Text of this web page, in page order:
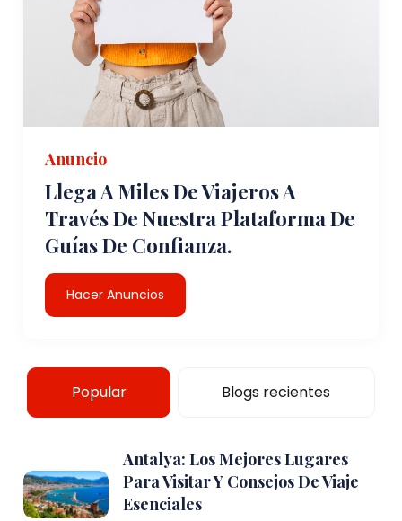
Anuncio
Llega A Miles De Viajeros A
Través De Nuestra Plataforma De
Guías De Confianza.
Hacer Anuncios
Popular Blogs recientes
Antalya: Los Mejores Lugares
Para Visitar Y Consejos De Viaje
Esenciales